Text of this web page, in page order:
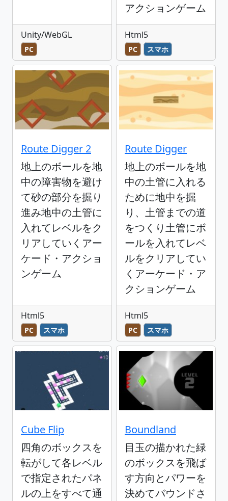
Unity/WebGL
PC
アクションゲーム
Html5
PC スマホ
Route Digger 2
地上のボールを地
中の障害物を避け
て砂の部分を掘り
進み地中の土管に
入れてレベルをク
リアしていくアー
ケード・アクショ
ンゲーム
Html5
PC スマホ
Route Digger
地上のボールを地
中の土管に入れる
ために地中を掘
り、土管までの道
をつくり土管にボ
ールを入れてレベ
ルをクリアしてい
くアーケード・ア
クションゲーム
Html5
PC スマホ
Cube Flip
四角のボックスを
転がして各レベル
で指定されたパネ
ルの上をすべて通
Boundland
目玉の描かれた緑
のボックスを飛ば
す方向とパワーを
決めてバウンドさ